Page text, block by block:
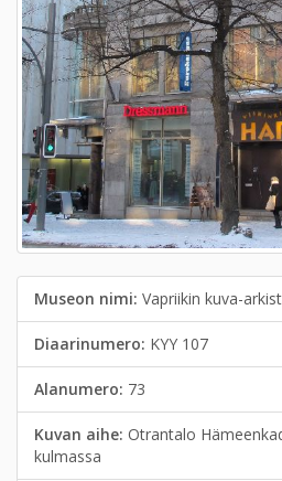
Museon nimi: Vapriikin kuva-
Diaarinumero: KYY 107
Alanumero: 73
Kuvan aihe: Otrantalo
kulmassa